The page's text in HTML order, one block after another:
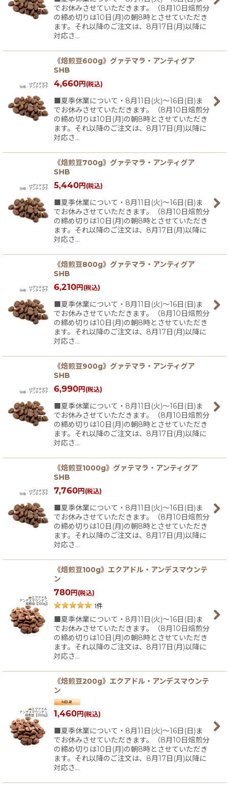
でお休みさせていただきます。（8月10日焙煎分
の締め切りは10日(月)の朝8時とさせていただき
ます。それ以降のご注文は、8月17日(月)以降に
対応さ…
《焙煎豆600g》グァテマラ・アンティグア
SHB
4,660円 (税込)
■夏季休業について・8月11日(火)〜16日(日)ま
でお休みさせていただきます。（8月10日焙煎分
の締め切りは10日(月)の朝8時とさせていただき
ます。それ以降のご注文は、8月17日(月)以降に
対応さ…
《焙煎豆700g》グァテマラ・アンティグア
SHB
5,440円 (税込)
■夏季休業について・8月11日(火)〜16日(日)ま
でお休みさせていただきます。（8月10日焙煎分
の締め切りは10日(月)の朝8時とさせていただき
ます。それ以降のご注文は、8月17日(月)以降に
対応さ…
《焙煎豆800g》グァテマラ・アンティグア
SHB
6,210円 (税込)
■夏季休業について・8月11日(火)〜16日(日)ま
でお休みさせていただきます。（8月10日焙煎分
の締め切りは10日(月)の朝8時とさせていただき
ます。それ以降のご注文は、8月17日(月)以降に
対応さ…
《焙煎豆900g》グァテマラ・アンティグア
SHB
6,990円 (税込)
■夏季休業について・8月11日(火)〜16日(日)ま
でお休みさせていただきます。（8月10日焙煎分
の締め切りは10日(月)の朝8時とさせていただき
ます。それ以降のご注文は、8月17日(月)以降に
対応さ…
《焙煎豆1000g》グァテマラ・アンティグア
SHB
7,760円 (税込)
■夏季休業について・8月11日(火)〜16日(日)ま
でお休みさせていただきます。（8月10日焙煎分
の締め切りは10日(月)の朝8時とさせていただき
ます。それ以降のご注文は、8月17日(月)以降に
対応さ…
《焙煎豆100g》エクアドル・アンデスマウンテ
ン
780円 (税込)
1件
■夏季休業について・8月11日(火)〜16日(日)ま
でお休みさせていただきます。（8月10日焙煎分
の締め切りは10日(月)の朝8時とさせていただき
ます。それ以降のご注文は、8月17日(月)以降に
対応さ…
《焙煎豆200g》エクアドル・アンデスマウンテ
ン
1,460円(税込)
■夏季休業について・8月11日(火)〜16日(日)ま
でお休みさせていただきます。（8月10日焙煎分
の締め切りは10日(月)の朝8時とさせていただき
ます。それ以降のご注文は、8月17日(月)以降に
対応さ…